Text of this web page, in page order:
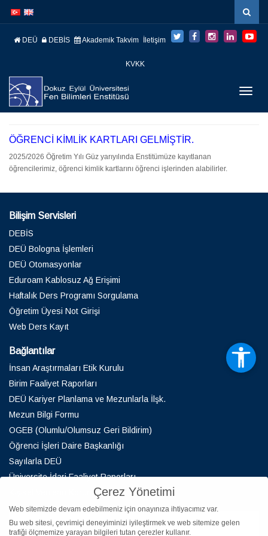
atla
atla
DEÜ DEBİS Akademik Takvim İletişim
KVKK
ÖĞRENCİ KİMLİK KARTLARI GELMİŞTİR.
2025/2026 Öğretim Yılı Güz yarıyılında Enstitümüze kayıtlanan
öğrencilerimiz, öğrenci kimlik kartlarını öğrenci işlerinden alabilirler.
Bilişim Servisleri
DEBİS
DEÜ Bologna İşlemleri
DEÜ Otomasyonlar
Eduroam Kablosuz Ağ Erişimi
Haftalık Ders Programı Sorgulama
Öğretim Üyesi Not Girişi
Web Ders Kayıt
Bağlantılar
İnsan Araştırmaları Etik Kurulu
Birim Faaliyet Raporları
DEÜ Kariyer Planlama ve Mezunlarla İlşk.
Mezun Bilgi Formu
OGEB (Olumlu/Olumsuz Geri Bildirim)
Öğrenci İşleri Daire Başkanlığı
Sayılarla DEÜ
Üniversite İdari Faaliyet Raporları
Kişisel Verilerin KorunmasıÇerez Yönetimi
Web sitemizde devam edebilmeniz için onayınıza ihtiyacımız var.
Bu web sitesi, çevrimiçi deneyiminizi iyileştirmek ve web sitemize gelen
trafiği ölçmemize yarayan bilgileri tutan çerezler kullanır.